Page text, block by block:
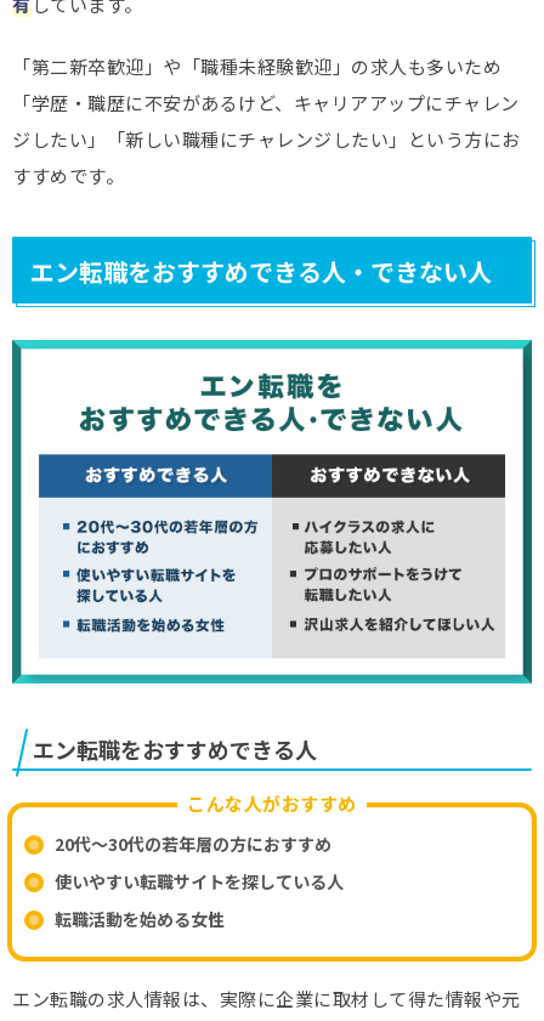
「第二新卒歓迎」や「職種未経験歓迎」の求人も多いため
「学歴・職歴に不安があるけど、キャリアアップにチャレン
ジしたい」「新しい職種にチャレンジしたい」という方にお
すすめです。
エン転職をおすすめできる人・できない人
エン転職をおすすめできる人
こんな人がおすすめ
20代～30代の若年層の方におすすめ
使いやすい転職サイトを探している人
転職活動を始める女性
エン転職の求人情報は、実際に企業に取材して得た情報や元